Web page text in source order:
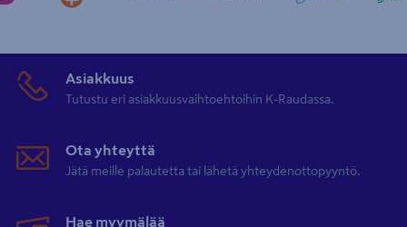
Asiakkuus
Tutustu eri asiakkuusvaihtoehtoihin K-Raudassa.
Ota yhteyttä
Jätä meille palautetta tai lähetä yhteydenottopyyntö.
Hae myymälää